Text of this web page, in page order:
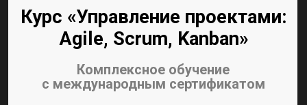
Систематизируйте знания по Agile, освойте Scrum и Kanban
на практике, чтобы повысить производительность
с международным сертификатом